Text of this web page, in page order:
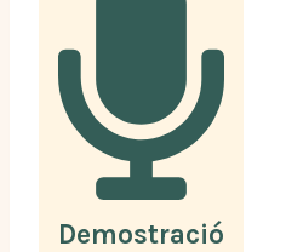
Demostració